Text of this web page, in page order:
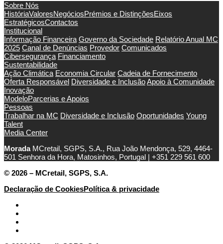
Sobre Nós
HistóriaValoresNegóciosPrémios e DistinçõesEixos
EstratégicosContactos
Institucional
Informação Financeira Governo da Sociedade Relatório Anual MC
2025 Canal de Denúncias Provedor Comunicados
Cibersegurança Financiamento
Sustentabilidade
Ação Climática Economia Circular Cadeia de Fornecimento
Oferta Responsável Diversidade e InclusãoApoio à Comunidade
Inovação
ModeloParcerias e Apoios
Pessoas
Trabalhar na MC Diversidade e Inclusão Oportunidades Young
Talent
Media Center
MoradaMCretail, SGPS, S.A., Rua João Mendonça, 529, 4464-
501 Senhora da Hora, Matosinhos, Portugal | +351 229 561 600
© 2026 – MCretail, SGPS, S.A.
Declaração de CookiesPolítica & privacidade